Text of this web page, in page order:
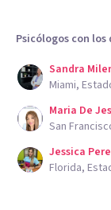
Psicólogos con
Sandra
Miami,
Maria De
San
Jessica
Florida,